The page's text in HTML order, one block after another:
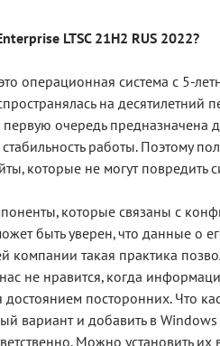
LTSC 21H2 RUS 2022?
операционная система с 5-
на десятилетний
первую очередь
работы. Поэтому
которые не могут повредить
которые связаны с
быть уверен, что данные о
компании такая практика
нас не нравится, когда
достоянием посторонних. Что
вариант и добавить в
Можно установить